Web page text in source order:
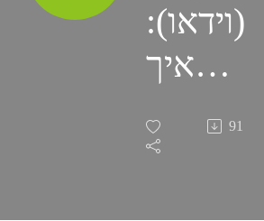
(וידאו):
איך
קובעים
את דירוגי
91